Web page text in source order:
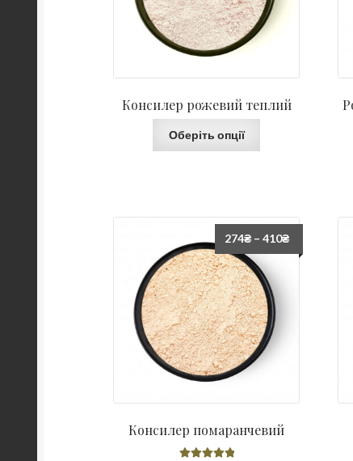
Консилер рожевий теплий
Оберіть опції
Консилер помаранчевий
274₴ –410₴